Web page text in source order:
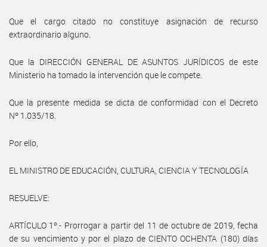
Que el cargo citado no constituye asignación de recurso
extraordinario alguno.
Que la DIRECCIÓN GENERAL DE ASUNTOS JURÍDICOS de este
Ministerio ha tomado la intervención que le compete.
Que la presente medida se dicta de conformidad con el Decreto
Nº 1.035/18.
Por ello,
EL MINISTRO DE EDUCACIÓN, CULTURA, CIENCIA Y TECNOLOGÍA
RESUELVE:
ARTÍCULO 1º.- Prorrogar a partir del 11 de octubre de 2019, fecha
de su vencimiento y por el plazo de CIENTO OCHENTA (180) días